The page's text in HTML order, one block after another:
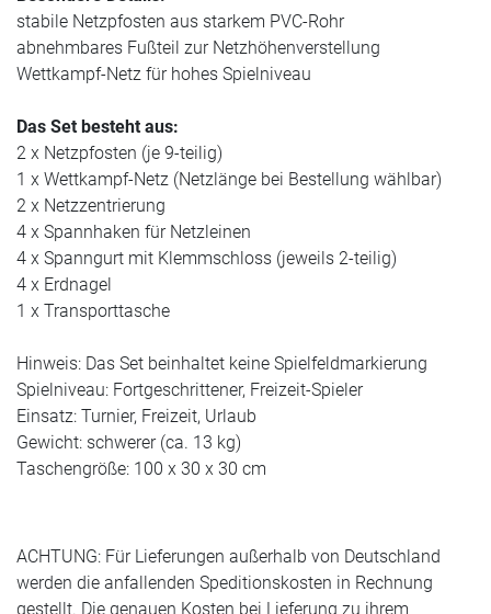
stabile Netzpfosten aus starkem PVC-Rohr
abnehmbares Fußteil zur Netzhöhenverstellung
Wettkampf-Netz für hohes Spielniveau
Das Set besteht aus:
2 x Netzpfosten (je 9-teilig)
1 x Wettkampf-Netz (Netzlänge bei Bestellung wählbar)
2 x Netzzentrierung
4 x Spannhaken für Netzleinen
4 x Spanngurt mit Klemmschloss (jeweils 2-teilig)
4 x Erdnagel
1 x Transporttasche
Hinweis: Das Set beinhaltet keine Spielfeldmarkierung
Spielniveau: Fortgeschrittener, Freizeit-Spieler
Einsatz: Turnier, Freizeit, Urlaub
Gewicht: schwerer (ca. 13 kg)
Taschengröße: 100 x 30 x 30 cm
ACHTUNG: Für Lieferungen außerhalb von Deutschland
werden die anfallenden Speditionskosten in Rechnung
gestellt. Die genauen Kosten bei Lieferung zu ihrem